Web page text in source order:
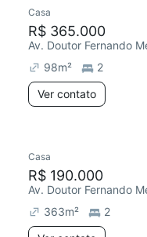
Casa
R$ 365.000
Av. Doutor Fernando
98m²
2
Ver contato
Casa
R$ 190.000
Av. Doutor Fernando
363m²
2